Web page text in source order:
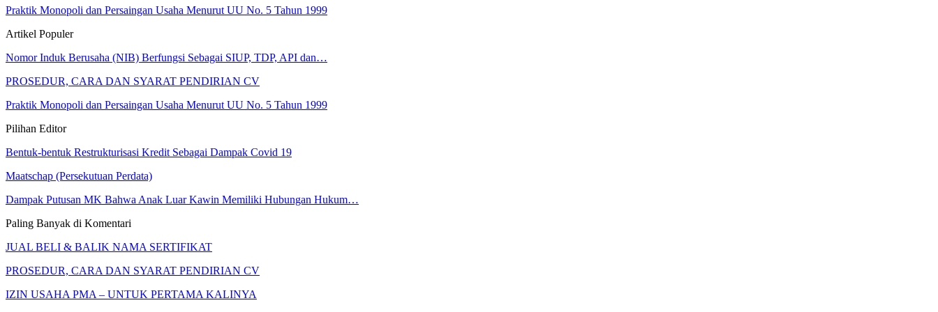
Praktik Monopoli dan Persaingan Usaha Menurut UU No. 5 Tahun 1999
Artikel Populer
Nomor Induk Berusaha (NIB) Berfungsi Sebagai SIUP, TDP, API dan…
PROSEDUR, CARA DAN SYARAT PENDIRIAN CV
Praktik Monopoli dan Persaingan Usaha Menurut UU No. 5 Tahun 1999
Pilihan Editor
Bentuk-bentuk Restrukturisasi Kredit Sebagai Dampak Covid 19
Maatschap (Persekutuan Perdata)
Dampak Putusan MK Bahwa Anak Luar Kawin Memiliki Hubungan Hukum…
Paling Banyak di Komentari
JUAL BELI & BALIK NAMA SERTIFIKAT
PROSEDUR, CARA DAN SYARAT PENDIRIAN CV
IZIN USAHA PMA – UNTUK PERTAMA KALINYA